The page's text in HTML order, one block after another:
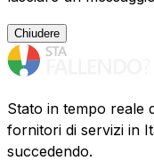
Chiudere
Stato in tempo reale
fornitori di servizi in
succedendo.